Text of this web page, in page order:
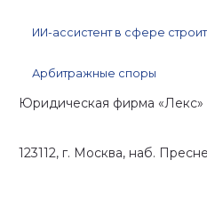
ИИ-ассистент в сфере
Арбитражные споры
Юридическая фирма «Лекс»
123112, г. Москва, наб.